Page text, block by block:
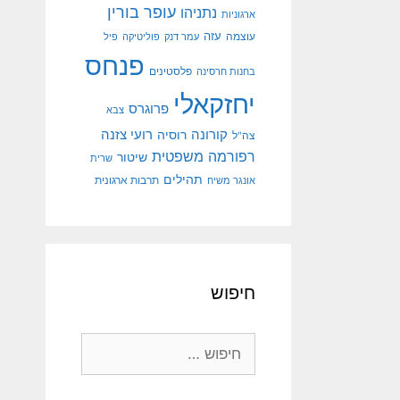
ארגוניות נתניהו עופר בורין
עוצמה עזה עמר דנק פוליטיקה פיל
בחנות חרסינה פלסטינים פנחס
יחזקאלי פרוגרס צבא
צה"ל קורונה רוסיה רועי צזנה
רפורמה משפטית שיטור שרית
אונגר משיח תהילים תרבות ארגונית
חיפוש